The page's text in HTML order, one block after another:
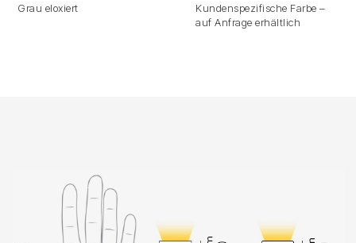
Grau eloxiert
Kundenspezifische Farbe –
auf Anfrage erhältlich